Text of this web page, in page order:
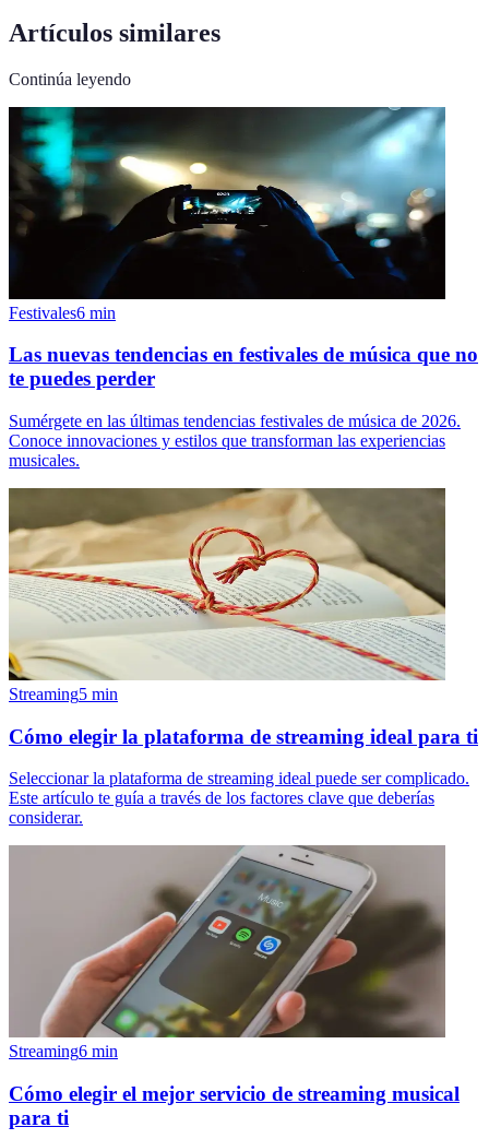
Artículos similares
Continúa leyendo
Festivales6 min
Las nuevas tendencias en festivales de música que no
te puedes perder
Sumérgete en las últimas tendencias festivales de música de 2026.
Conoce innovaciones y estilos que transforman las experiencias
musicales.
Streaming5 min
Cómo elegir la plataforma de streaming ideal para ti
Seleccionar la plataforma de streaming ideal puede ser complicado.
Este artículo te guía a través de los factores clave que deberías
considerar.
Streaming6 min
Cómo elegir el mejor servicio de streaming musical
para ti